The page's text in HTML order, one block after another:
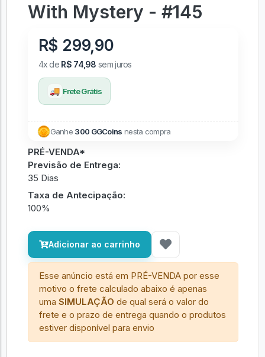
With Mystery - #145
R$ 299,90
4x de R$ 74,98 sem juros
🚚 Frete Grátis
Ganhe 300 GGCoins nesta compra
PRÉ-VENDA*
Previsão de Entrega:
35 Dias
Taxa de Antecipação:
100%
Adicionar ao carrinho
Esse anúncio está em PRÉ-VENDA por esse
motivo o frete calculado abaixo é apenas
umaSIMULAÇÃO de qual será o valor do
frete e o prazo de entrega quando o produtos
estiver disponível para envio